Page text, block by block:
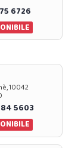
6726
10042
5603